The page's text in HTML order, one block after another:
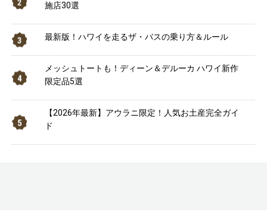
施店30選
最新版！ハワイを走るザ・バスの乗り方＆ルール
メッシュトートも！ディーン＆デルーカ ハワイ新作
限定品5選
【2026年最新】アウラニ限定！人気お土産完全ガイ
ド